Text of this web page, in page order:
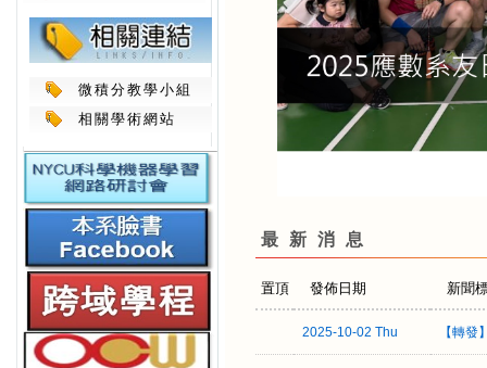
微積分教學小組
相關學術網站
最新消息
置頂 發佈日期 新聞
2025-10-02 Thu 【轉發